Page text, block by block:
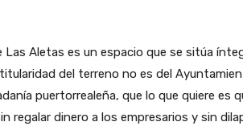
Las Aletas es un espacio que se sitúa
del terreno no es del
puertorrealeña, que lo que quiere es
regalar dinero a los empresarios y sin